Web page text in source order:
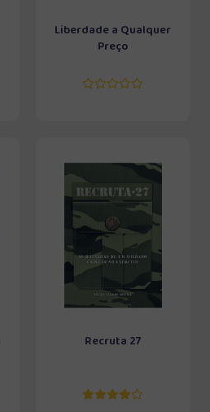
Liberdade a Qualquer
Preço
Recruta 27